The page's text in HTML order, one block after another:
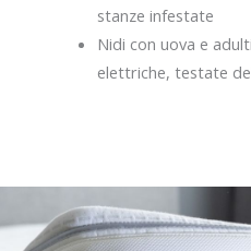
stanze infestate
Nidi con uova e
elettriche, testate